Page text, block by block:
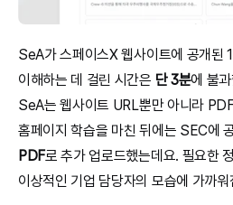
SeA가 스페이스X 웹사이트에 공개된
이해하는 데 걸린 시간은 단 3분에 불
SeA는 웹사이트 URL뿐만 아니라
홈페이지 학습을 마친 뒤에는 SEC에
PDF로 추가 업로드했는데요. 필요한
이상적인 기업 담당자의 모습에 가까워